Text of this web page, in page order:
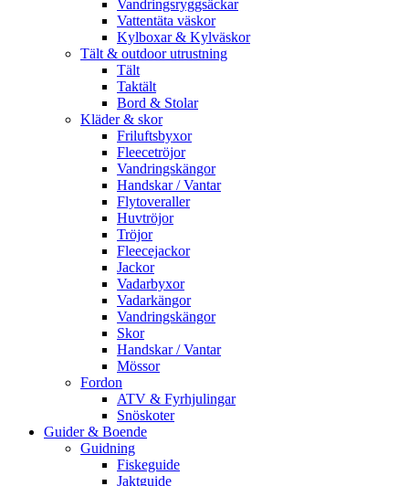
Vandringsryggsäckar
Vattentäta väskor
Kylboxar & Kylväskor
Tält & outdoor utrustning
Tält
Taktält
Bord & Stolar
Kläder & skor
Friluftsbyxor
Fleecetröjor
Vandringskängor
Handskar / Vantar
Flytoveraller
Huvtröjor
Tröjor
Fleecejackor
Jackor
Vadarbyxor
Vadarkängor
Vandringskängor
Skor
Handskar / Vantar
Mössor
Fordon
ATV & Fyrhjulingar
Snöskoter
Guider & Boende
Guidning
Fiskeguide
Jaktguide